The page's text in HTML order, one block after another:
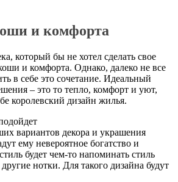
и комфорта
который бы не хотел сделать свое
и комфорта. Однако, далеко не все
в себе это сочетание. Идеальный
– это то тепло, комфорт и уют,
королевский дизайн жилья.
вариантов декора и украшения
ему невероятное богатство и
будет чем-то напоминать стиль
нотки. Для такого дизайна будут